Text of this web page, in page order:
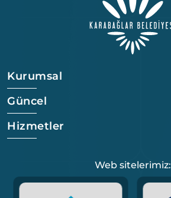
Kurumsal
Güncel
Hizmetler
Web sitelerimiz: